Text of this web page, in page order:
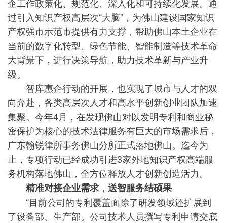
过引入知识产权高层次“大脑”，为佛山建设国家知识
产权强市示范市提供有力支撑，帮助佛山本土企业在
当前的数字化转型、绿色节能、智能制造等技术革命
大背景下，进行决策导航，助力技术革新与产业升
级。
智库惠企行动的开展，也实现了城市与人才的双
向奔赴，各类高层次人才和高水平创新创业团队加速
集聚。今年4月，在发现佛山对以发明专利和商业秘
密保护为核心的技术法律服务有巨大的市场需求后，
广东翰锐律所事务佛山分所正式落地佛山。迄今为
止，专项行动已经成功引进3家外地知识产权高端服
务机构落地佛山，全方位释放人才创新创造活力。
精准对接企业需求，送智服务结硕果
“目前公司的专利覆盖面除了研发领域还扩展到
了设备部、生产部。公司技术人员撰写专利申请交底